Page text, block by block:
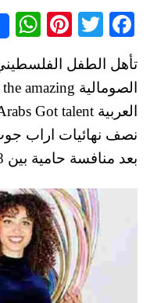
Fa
ce
bo
ok
T
wi
tte
r
Pi
nt
er
es
t
ts
تأهل الطفل
نصف نهائيات اراب
بعد منافسة حامية بين 8 متسابقين اليوم.